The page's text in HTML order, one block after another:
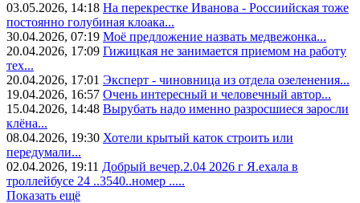
03.05.2026, 14:18 На перекрестке Иванова - Россиийская тоже
постоянно голубиная клоака...
30.04.2026, 07:19 Моё предложение назвать медвежонка...
20.04.2026, 17:09 Гижицкая не занимается приемом на работу
тех...
20.04.2026, 17:01 Эксперт - чиновница из отдела озеленения...
19.04.2026, 16:57 Очень интересный и человечный автор...
15.04.2026, 14:48 Вырубать надо именно разросшиеся заросли
клёна...
08.04.2026, 19:30 Хотели крытый каток строить или
передумали...
02.04.2026, 19:11 Добрый вечер.2.04 2026 г Я.ехала в
троллейбусе 24 ..3540..номер .....
Показать ещё